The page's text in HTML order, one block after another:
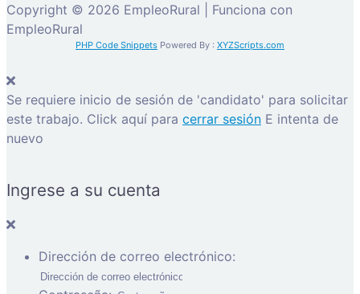
Copyright © 2026 EmpleoRural | Funciona con
EmpleoRural
PHP Code Snippets Powered By : XYZScripts.com
Se requiere inicio de sesión de 'candidato' para solicitar
este trabajo. Click aquí para cerrar sesión E intenta de
nuevo
Ingrese a su cuenta
Dirección de correo electrónico: